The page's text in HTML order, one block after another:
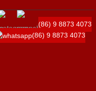
(86) 9 8873 4073
(86) 9 8873 4073